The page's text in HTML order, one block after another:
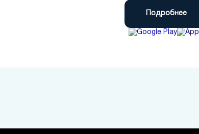
Подробнее